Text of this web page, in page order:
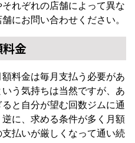
れぞれの店舗によって異な
にお問い合わせください。
金
料金は毎月支払う必要があ
う気持ちは当然ですが、あ
と自分が望む回数ジムに通
に、求める条件が多く月額
払いが厳しくなって通い続